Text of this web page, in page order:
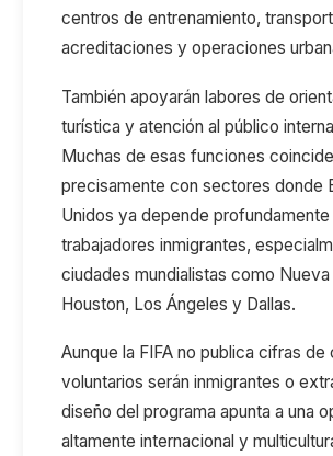
centros de entrenamiento,
acreditaciones y operaciones
También apoyarán labores de
turística y atención al público
Muchas de esas funciones
precisamente con sectores donde
Unidos ya depende profundamente
trabajadores inmigrantes,
ciudades mundialistas como Nueva
Houston, Los Ángeles y Dallas.
Aunque la FIFA no publica cifras de
voluntarios serán inmigrantes o
diseño del programa apunta a una
altamente internacional y